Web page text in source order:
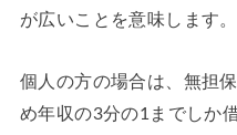
が広いことを意味します。
個人の方の場合は、無担
め年収の3分の1までしか